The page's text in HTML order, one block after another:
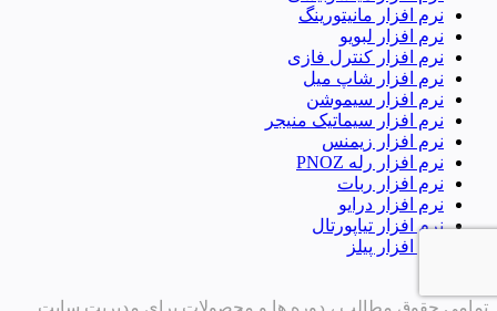
نرم افزار مانیتورینگ
نرم افزار لبویو
نرم افزار کنترل فازی
نرم افزار شاپ میل
نرم افزار سیموشن
نرم افزار سیماتیک منیجر
نرم افزار زیمنس
نرم افزار رله PNOZ
نرم افزار ربات
نرم افزار درایو
نرم افزار تیاپورتال
نرم افزار پیلز
تمامی حقوق مطالب ، دوره ها و محصولات برای مدیریت سایت